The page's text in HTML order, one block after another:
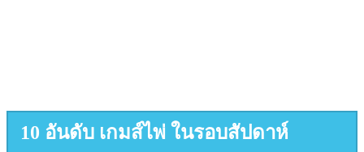
10 อันดับ เกมส์ไพ่ ในรอบสัปดาห์